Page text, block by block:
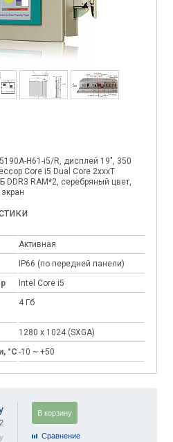
H61-i5/R, дисплей 19", 350
Core i5 Dual Core 2xxxT
DDR3 RAM*2, серебряный цвет,
Активная
IP66 (по передней панели)
Intel Core i5
4 Гб
1280 x 1024 (SXGA)
°C -10 ~ +50
В корзину
Cравнение